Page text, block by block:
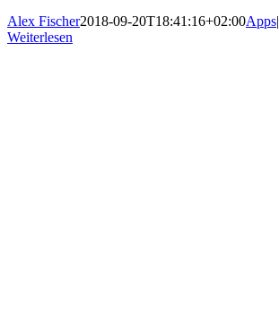
Alex Fischer2018-09-20T18:41:16+02:00Apps|
Weiterlesen